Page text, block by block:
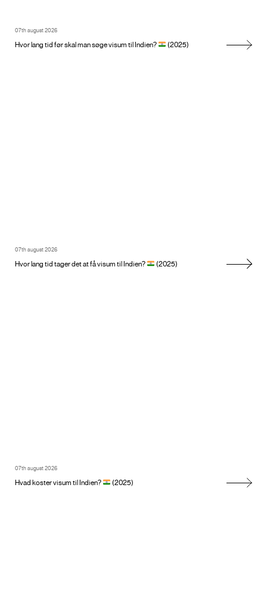
07th august 2026
Hvor lang tid før skal man søge visum til Indien? (2025)
07th august 2026
Hvor lang tid tager det at få visum til Indien? (2025)
07th august 2026
Hvad koster visum til Indien? (2025)